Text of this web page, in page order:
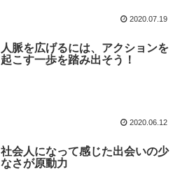
2020.07.19
人脈を広げるには、アクションを
起こす一歩を踏み出そう！
2020.06.12
社会人になって感じた出会いの少
なさが原動力